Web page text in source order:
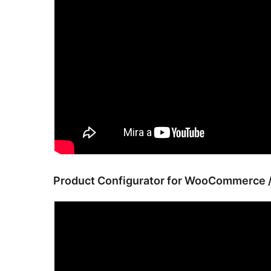
Product Configurator for WooCommerce